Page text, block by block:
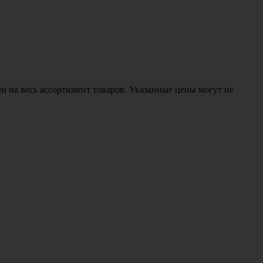
весь ассортимент товаров. Указанные цены могут не